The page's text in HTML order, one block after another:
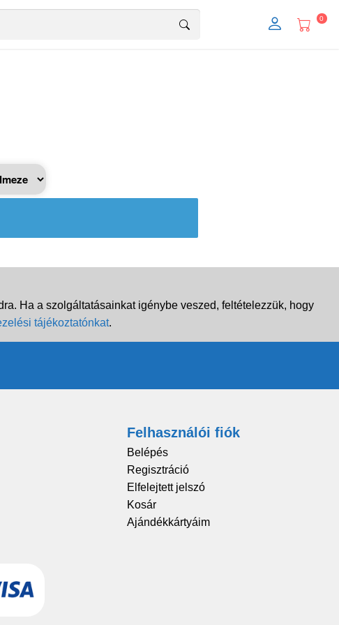
0
Ha a szolgáltatásainkat igénybe veszed, feltételezzük, hogy
tájékoztatónkat.
Felhasználói fiók
Belépés
Regisztráció
Elfelejtett jelszó
Kosár
Ajándékkártyáim